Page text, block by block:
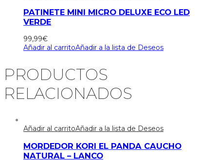
PATINETE MINI MICRO DELUXE ECO LED
VERDE
99,99€
Añadir al carritoAñadir a la lista de Deseos
PRODUCTOS
RELACIONADOS
Añadir al carritoAñadir a la lista de Deseos
MORDEDOR KORI EL PANDA CAUCHO
NATURAL – LANCO